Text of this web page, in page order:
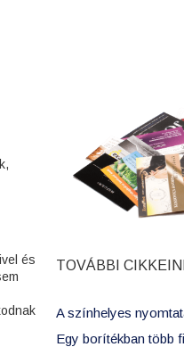
és
TOVÁBBI
A színhelyes
Egy borítékban több